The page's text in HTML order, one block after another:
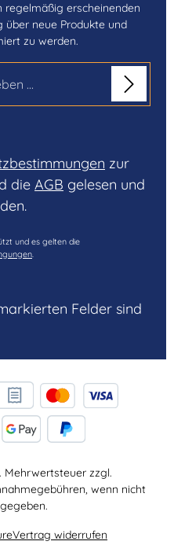
regelmäßig erscheinenden
neue Produkte und
zu werden.
zur
die AGB gelesen und
und es gelten die
.
Felder sind
Mehrwertsteuer zzgl.
wenn nicht
Vertrag widerrufen